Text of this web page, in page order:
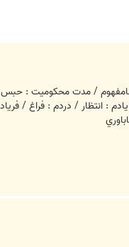
/ مدت محکوميت : حبس
/ دردم : فراغ /